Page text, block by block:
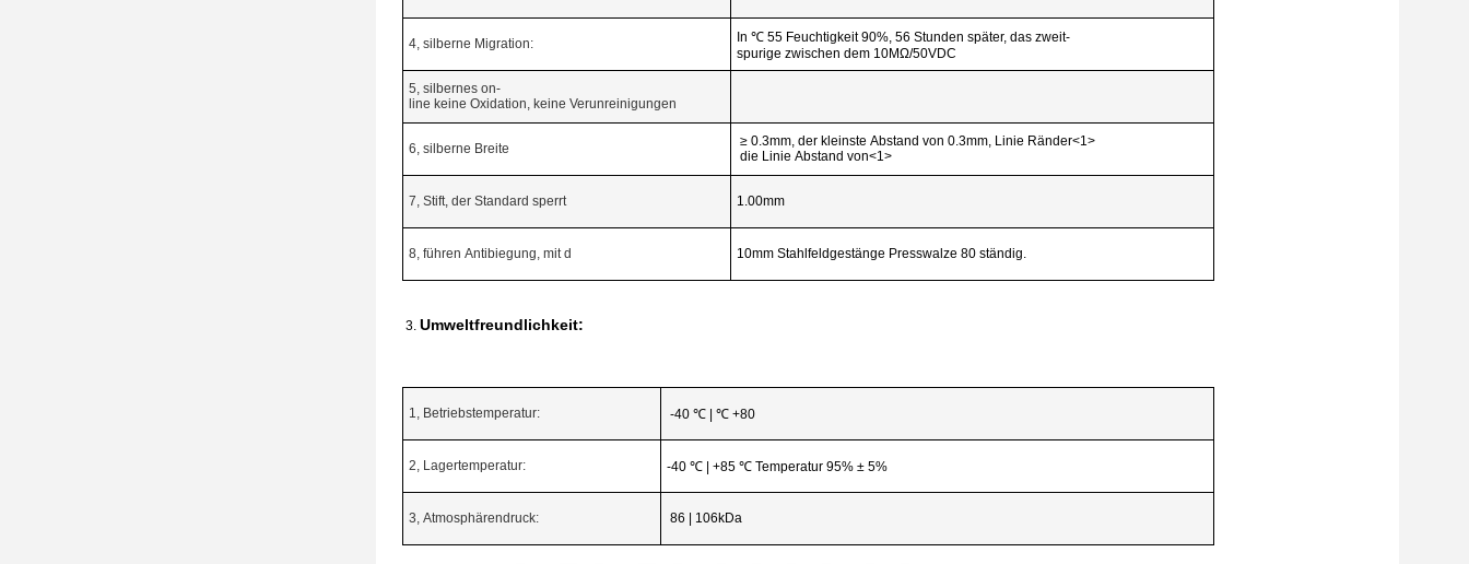
4, silberne Migration:
In ℃ 55 Feuchtigkeit 90%, 56 Stunden später, das zweit-
spurige zwischen dem 10MΩ/50VDC
5, silbernes on-
line keine Oxidation, keine Verunreinigungen
6, silberne Breite
≥ 0.3mm, der kleinste Abstand von 0.3mm, Linie Ränder<1>
die Linie Abstand von<1>
7, Stift, der Standard sperrt 1.00mm
8, führen Antibiegung, mit d 10mm Stahlfeldgestänge Presswalze 80 ständig.
3. Umweltfreundlichkeit:
1, Betriebstemperatur: -40 ℃ | ℃ +80
2, Lagertemperatur: -40 ℃ | +85 ℃ Temperatur 95% ± 5%
3, Atmosphärendruck: 86 | 106kDa